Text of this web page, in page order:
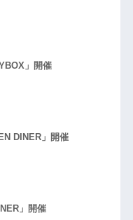
」開催
DINER」開催
」開催